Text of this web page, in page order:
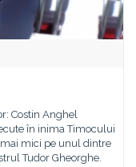
Costin Anghel
în inima Timocului
mai mici pe unul dintre
Tudor Gheorghe.